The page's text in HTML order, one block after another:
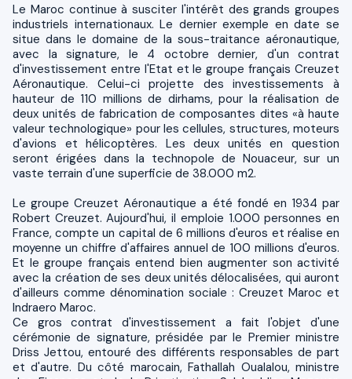
Le Maroc continue à susciter l'intérêt des grands groupes
industriels internationaux. Le dernier exemple en date se
situe dans le domaine de la sous-traitance aéronautique,
avec la signature, le 4 octobre dernier, d'un contrat
d'investissement entre l'Etat et le groupe français Creuzet
Aéronautique. Celui-ci projette des investissements à
hauteur de 110 millions de dirhams, pour la réalisation de
deux unités de fabrication de composantes dites «à haute
valeur technologique» pour les cellules, structures, moteurs
d'avions et hélicoptères. Les deux unités en question
seront érigées dans la technopole de Nouaceur, sur un
vaste terrain d'une superficie de 38.000 m2.
Le groupe Creuzet Aéronautique a été fondé en 1934 par
Robert Creuzet. Aujourd'hui, il emploie 1.000 personnes en
France, compte un capital de 6 millions d'euros et réalise en
moyenne un chiffre d'affaires annuel de 100 millions d'euros.
Et le groupe français entend bien augmenter son activité
avec la création de ses deux unités délocalisées, qui auront
d'ailleurs comme dénomination sociale : Creuzet Maroc et
Indraero Maroc.
Ce gros contrat d'investissement a fait l'objet d'une
cérémonie de signature, présidée par le Premier ministre
Driss Jettou, entouré des différents responsables de part
et d'autre. Du côté marocain, Fathallah Oualalou, ministre